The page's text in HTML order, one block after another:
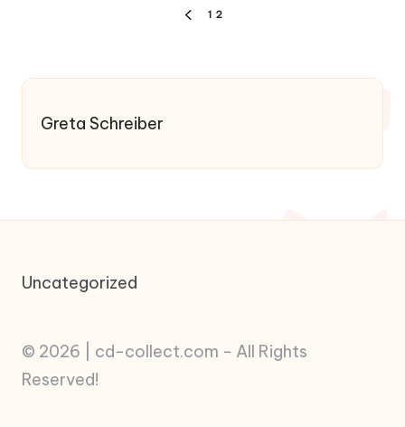
PREVIOUS
1 2
Greta Schreiber
Uncategorized
© 2026 | cd-collect.com - All Rights
Reserved!